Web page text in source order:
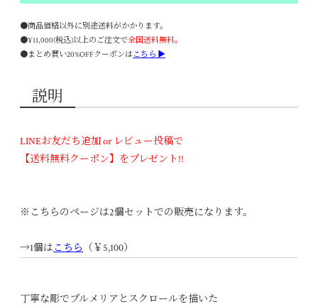
●商品価格以外に別途送料がかかります。
●¥11,000(税込)以上のご注文で全国送料無料。
●まとめ買い20%OFFクーポンはこちら ▶
説明
LINEお友だち追加 or レビュー投稿で
【送料無料クーポン】をプレゼント!!
※こちらのページは2個セットでの販売になります。
→1個は こちら （￥5,100）
丁寧な彫でプルメリアとスクロールを描いた